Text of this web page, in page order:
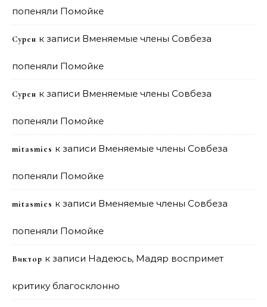
попеняли Помойке
Сурен к записи Вменяемые члены Совбеза
попеняли Помойке
Сурен к записи Вменяемые члены Совбеза
попеняли Помойке
mitasmies к записи Вменяемые члены Совбеза
попеняли Помойке
mitasmies к записи Вменяемые члены Совбеза
попеняли Помойке
Виктор к записи Надеюсь, Мадяр воспримет
критику благосклонно